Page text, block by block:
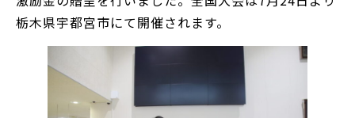
栃木県宇都宮市にて開催されます。